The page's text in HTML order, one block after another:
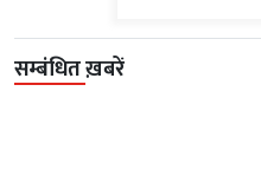
सम्बंधित ख़बरें